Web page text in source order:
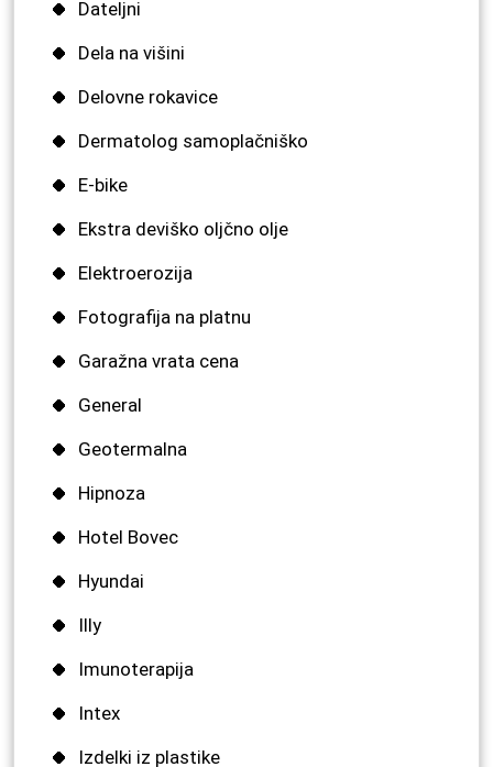
Dateljni
Dela na višini
Delovne rokavice
Dermatolog samoplačniško
E-bike
Ekstra deviško oljčno olje
Elektroerozija
Fotografija na platnu
Garažna vrata cena
General
Geotermalna
Hipnoza
Hotel Bovec
Hyundai
Illy
Imunoterapija
Intex
Izdelki iz plastike